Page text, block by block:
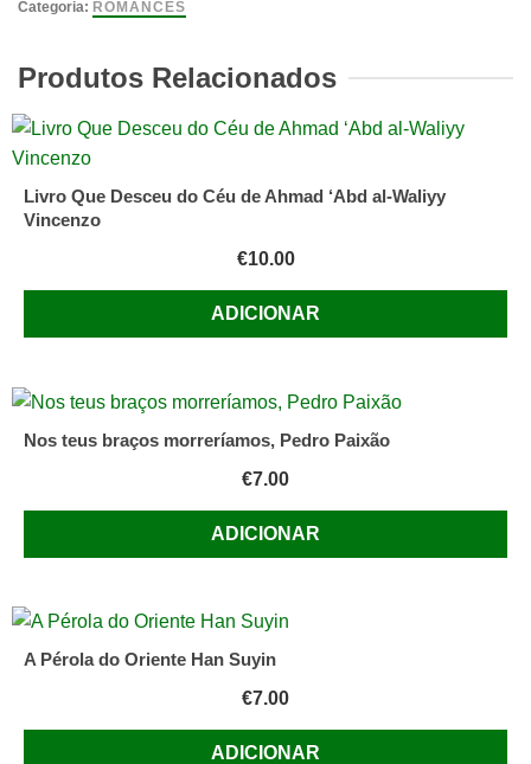
Categoria: ROMANCES
Produtos Relacionados
Livro Que Desceu do Céu de Ahmad ‘Abd al-Waliyy
Vincenzo
€10.00
ADICIONAR
Nos teus braços morreríamos, Pedro Paixão
€7.00
ADICIONAR
A Pérola do Oriente Han Suyin
€7.00
ADICIONAR